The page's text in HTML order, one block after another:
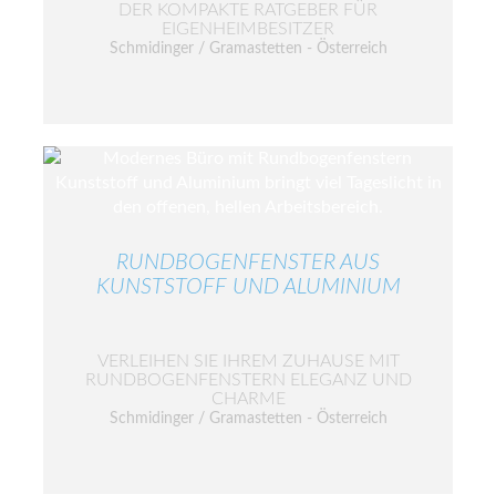
DER KOMPAKTE RATGEBER FÜR
EIGENHEIMBESITZER
Schmidinger / Gramastetten - Österreich
RUNDBOGENFENSTER AUS
KUNSTSTOFF UND ALUMINIUM
VERLEIHEN SIE IHREM ZUHAUSE MIT
RUNDBOGENFENSTERN ELEGANZ UND
CHARME
Schmidinger / Gramastetten - Österreich